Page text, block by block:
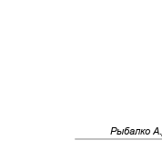
Рыбалко